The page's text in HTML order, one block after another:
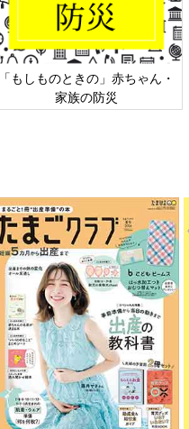
す…
9時までノンストップで活動
「もしものときの」赤ちゃん・
家族の防災